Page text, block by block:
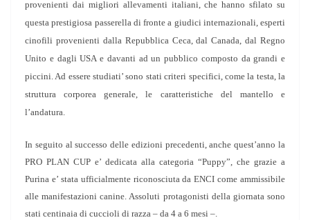
provenienti dai migliori allevamenti italiani, che hanno sfilato su
questa prestigiosa passerella di fronte a giudici internazionali, esperti
cinofili provenienti dalla Repubblica Ceca, dal Canada, dal Regno
Unito e dagli USA e davanti ad un pubblico composto da grandi e
piccini. Ad essere studiati’ sono stati criteri specifici, come la testa, la
struttura corporea generale, le caratteristiche del mantello e
l’andatura.
In seguito al successo delle edizioni precedenti, anche quest’anno la
PRO PLAN CUP e’ dedicata alla categoria “Puppy”, che grazie a
Purina e’ stata ufficialmente riconosciuta da ENCI come ammissibile
alle manifestazioni canine. Assoluti protagonisti della giornata sono
stati centinaia di cuccioli di razza – da 4 a 6 mesi –.